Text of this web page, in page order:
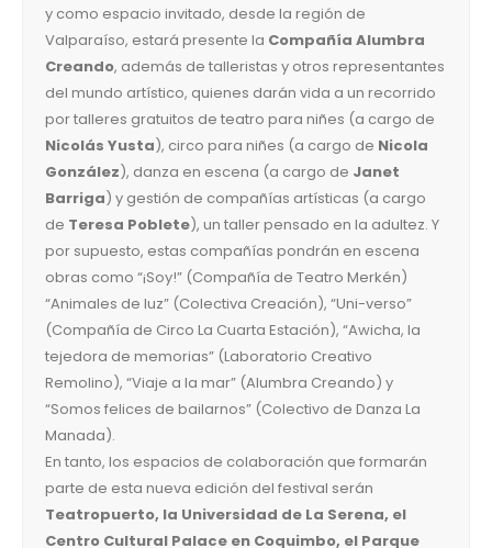
y como espacio invitado, desde la región de
Valparaíso, estará presente la Compañía Alumbra
Creando, además de talleristas y otros representantes
del mundo artístico, quienes darán vida a un recorrido
por talleres gratuitos de teatro para niñes (a cargo de
Nicolás Yusta), circo para niñes (a cargo de Nicola
González), danza en escena (a cargo de Janet
Barriga) y gestión de compañías artísticas (a cargo
de Teresa Poblete), un taller pensado en la adultez. Y
por supuesto, estas compañías pondrán en escena
obras como “¡Soy!” (Compañía de Teatro Merkén)
“Animales de luz” (Colectiva Creación), “Uni-verso”
(Compañía de Circo La Cuarta Estación), “Awicha, la
tejedora de memorias” (Laboratorio Creativo
Remolino), “Viaje a la mar” (Alumbra Creando) y
“Somos felices de bailarnos” (Colectivo de Danza La
Manada).
En tanto, los espacios de colaboración que formarán
parte de esta nueva edición del festival serán
Teatropuerto, la Universidad de La Serena, el
Centro Cultural Palace en Coquimbo, el Parque